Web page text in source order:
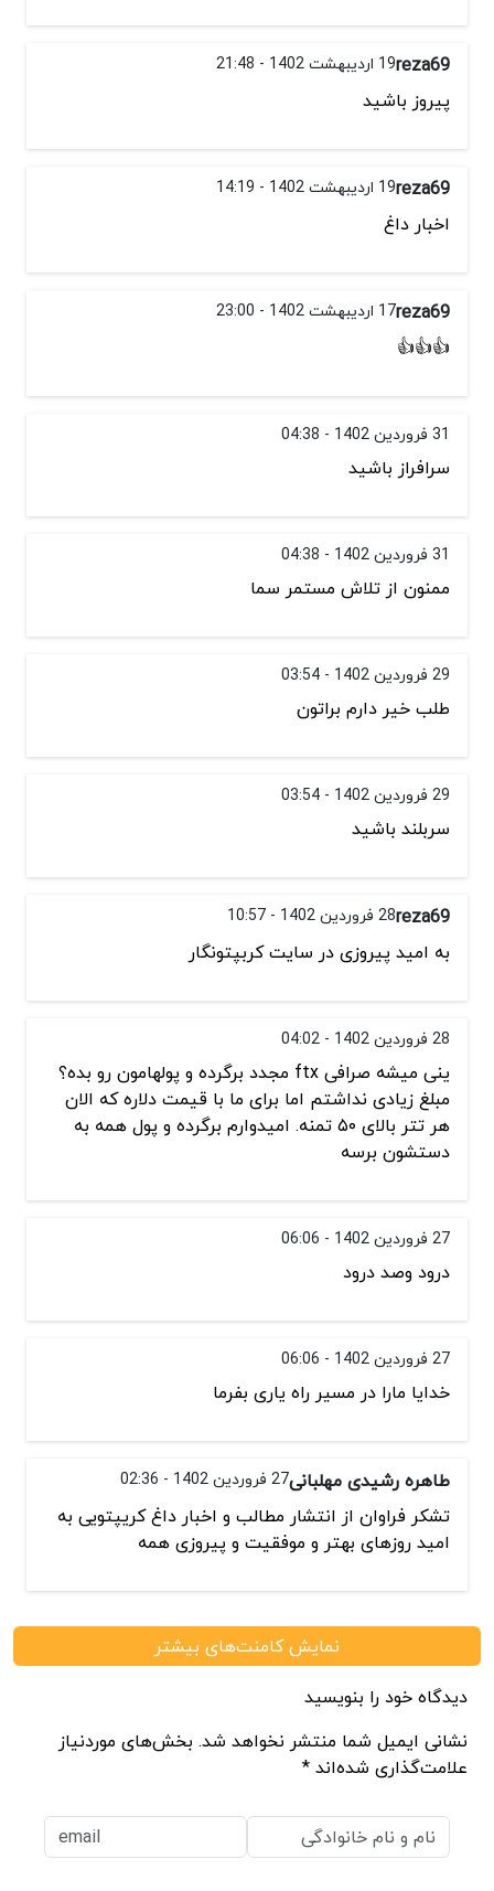
reza6919 اردیبهشت 1402 - 21:48
پیروز باشید
reza6919 اردیبهشت 1402 - 14:19
اخبار داغ
reza6917 اردیبهشت 1402 - 23:00
👍👍👍
31 فروردین 1402 - 04:38
سرافراز باشید
31 فروردین 1402 - 04:38
ممنون از تلاش مستمر سما
29 فروردین 1402 - 03:54
طلب خیر دارم براتون
29 فروردین 1402 - 03:54
سربلند باشید
reza6928 فروردین 1402 - 10:57
به امید پیروزی در سایت کربپتونگار
28 فروردین 1402 - 04:02
ینی میشه صرافی ftx مجدد برگرده و پولهامون رو بده؟
مبلغ زیادی نداشتم اما برای ما با قیمت دلاره که الان
هر تتر بالای ۵۰ تمنه. امیدوارم برگرده و پول همه به
دستشون برسه
27 فروردین 1402 - 06:06
درود وصد درود
27 فروردین 1402 - 06:06
خدایا مارا در مسیر راه یاری بفرما
طاهره رشیدی مهلبانی27 فروردین 1402 - 02:36
تشکر فراوان از انتشار مطالب و اخبار داغ کریپتویی به
امید روزهای بهتر و موفقیت و پیروزی همه
نمایش کامنت‌های بیشتر
دیدگاه خود را بنویسید
نشانی ایمیل شما منتشر نخواهد شد. بخش‌های موردنیاز
علامت‌گذاری شده‌اند *